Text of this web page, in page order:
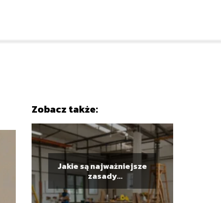
Zobacz także:
Jakie są najważniejsze
zasady
bezpieczeństwa w
pracy?